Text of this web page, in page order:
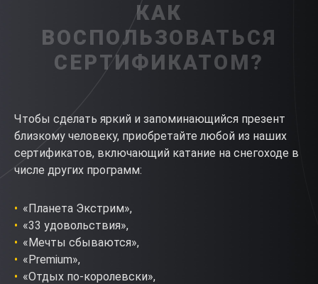
КАК
ВОСПОЛЬЗОВАТЬСЯ
СЕРТИФИКАТОМ?
Чтобы сделать яркий и запоминающийся презент
близкому человеку, приобретайте любой из наших
сертификатов, включающий катание на снегоходе в
числе других программ:
«Планета Экстрим»,
«33 удовольствия»,
«Мечты сбываются»,
«Premium»,
«Отдых по-королевски»,